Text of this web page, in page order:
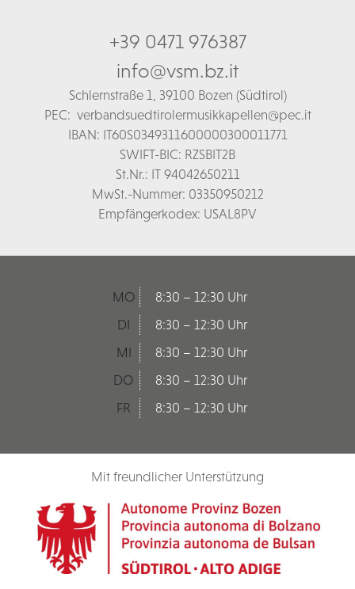
+39 0471 976387
info@vsm.bz.it
Schlernstraße 1, 39100 Bozen (Südtirol)
PEC: verbandsuedtirolermusikkapellen@pec.it
IBAN: IT60S0349311600000300011771
SWIFT-BIC: RZSBIT2B
St.Nr.: IT 94042650211
MwSt.-Nummer: 03350950212
Empfängerkodex: USAL8PV
MO
8:30 – 12:30 Uhr
DI
8:30 – 12:30 Uhr
MI
8:30 – 12:30 Uhr
DO
8:30 – 12:30 Uhr
FR
8:30 – 12:30 Uhr
Mit freundlicher Unterstützung